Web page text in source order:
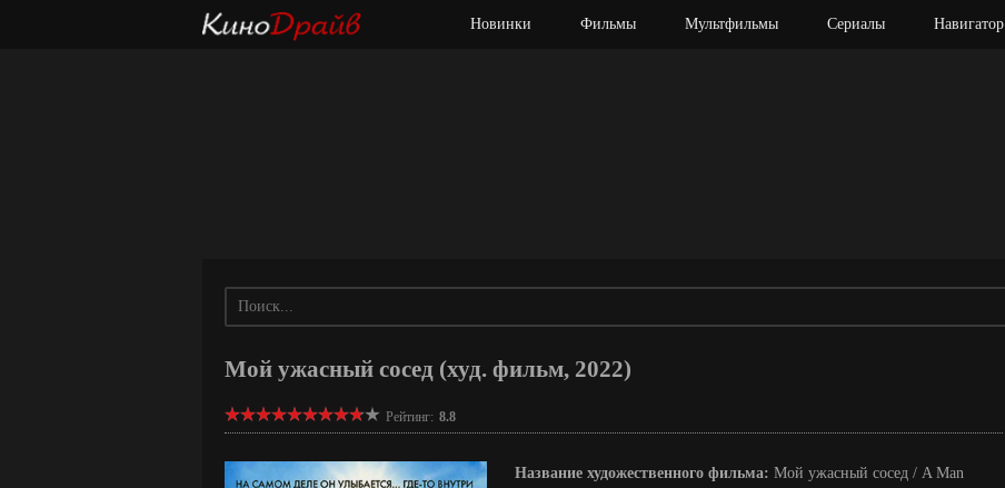
Новинки Фильмы Мультфильмы Сериалы Навигатор
Мой ужасный сосед (худ. фильм, 2022)
Рейтинг: 8.8
Название художественного фильма: Мой ужасный сосед / A Man